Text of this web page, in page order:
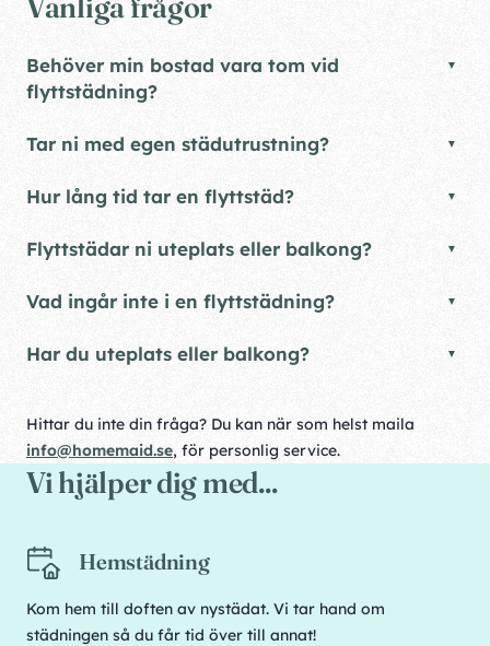
Behöver min bostad vara tom vid
flyttstädning?
Tar ni med egen städutrustning?
Hur lång tid tar en flyttstäd?
Flyttstädar ni uteplats eller balkong?
Vad ingår inte i en flyttstädning?
Har du uteplats eller balkong?
Hittar du inte din fråga? Du kan när som helst maila
info@homemaid.se, för personlig service.
Vi hjälper dig med...
Hemstädning
Kom hem till doften av nystädat. Vi tar hand om
städningen så du får tid över till annat!